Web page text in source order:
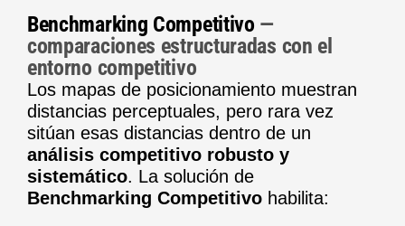
Benchmarking Competitivo —
comparaciones estructuradas con el
entorno competitivo
Los mapas de posicionamiento muestran
distancias perceptuales, pero rara vez
sitúan esas distancias dentro de un
análisis competitivo robusto y
sistemático. La solución de
Benchmarking Competitivohabilita: